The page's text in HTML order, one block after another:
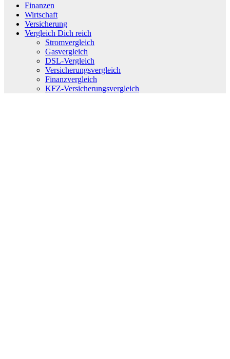
Finanzen
Wirtschaft
Versicherung
Vergleich Dich reich
Stromvergleich
Gasvergleich
DSL-Vergleich
Versicherungsvergleich
Finanzvergleich
KFZ-Versicherungsvergleich